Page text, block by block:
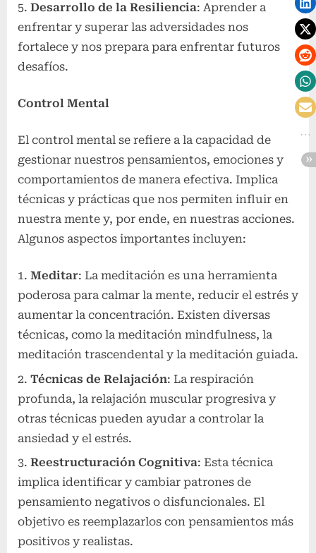
Desarrollo de la Resiliencia: Aprender a
enfrentar y superar las adversidades nos
fortalece y nos prepara para enfrentar futuros
desafíos.
Control Mental
El control mental se refiere a la capacidad de
gestionar nuestros pensamientos, emociones y
comportamientos de manera efectiva. Implica
técnicas y prácticas que nos permiten influir en
nuestra mente y, por ende, en nuestras acciones.
Algunos aspectos importantes incluyen:
Meditar: La meditación es una herramienta
poderosa para calmar la mente, reducir el estrés y
aumentar la concentración. Existen diversas
técnicas, como la meditación mindfulness, la
meditación trascendental y la meditación guiada.
Técnicas de Relajación: La respiración
profunda, la relajación muscular progresiva y
otras técnicas pueden ayudar a controlar la
ansiedad y el estrés.
Reestructuración Cognitiva: Esta técnica
implica identificar y cambiar patrones de
pensamiento negativos o disfuncionales. El
objetivo es reemplazarlos con pensamientos más
positivos y realistas.